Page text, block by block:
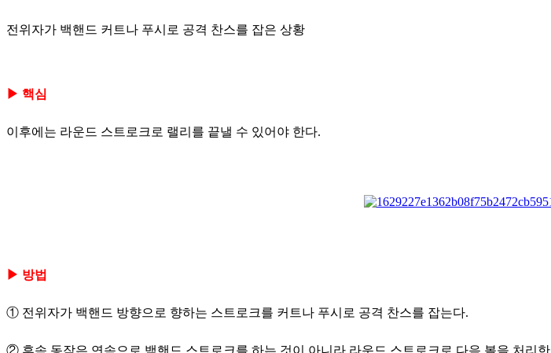
전위자가 백핸드 커트나 푸시로 공격 찬스를 잡은 상황
▶ 핵심
이후에는 라운드 스트로크로 랠리를 끝낼 수 있어야 한다.
▶ 방법
① 전위자가 백핸드 방향으로 향하는 스트로크를 커트나 푸시로 공격 찬스를 잡는다.